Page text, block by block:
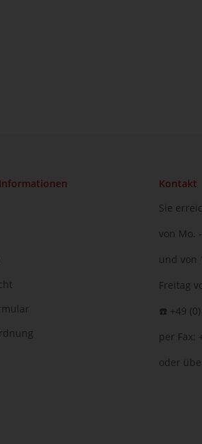
Kontakt
Sie
von Mo.
und von
Freitag
☎️ +49
per Fax:
oder